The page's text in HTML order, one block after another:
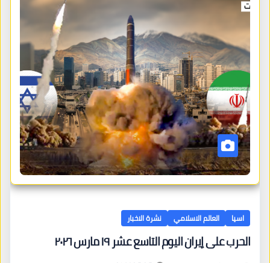
اسيا العالم الاسلامي نشرة الاخبار
الحرب على إيران اليوم التاسع عشر ١٩ مارس ٢٠٢٦